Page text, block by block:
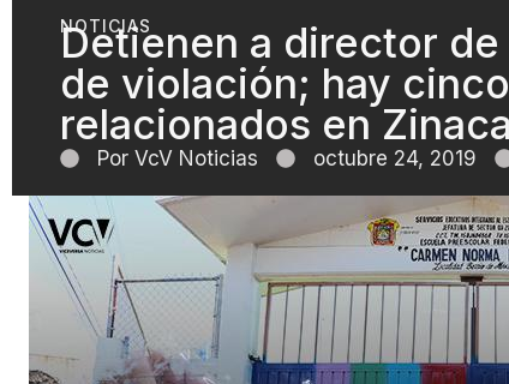
NOTICIAS
Detienen a director
de violación; hay
relacionados en
Por VcV Noticias octubre 24, 2019